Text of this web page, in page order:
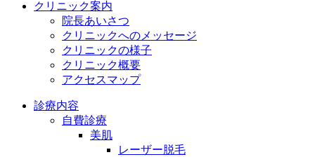
クリニック案内
院長あいさつ
クリニックへのメッセージ
クリニックの様子
クリニック概要
アクセスマップ
診療内容
自費診療
美肌
レーザー脱毛